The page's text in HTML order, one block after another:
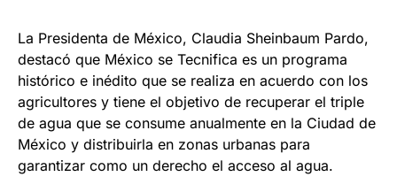
La Presidenta de México, Claudia Sheinbaum Pardo,
destacó que México se Tecnifica es un programa
histórico e inédito que se realiza en acuerdo con los
agricultores y tiene el objetivo de recuperar el triple
de agua que se consume anualmente en la Ciudad de
México y distribuirla en zonas urbanas para
garantizar como un derecho el acceso al agua.